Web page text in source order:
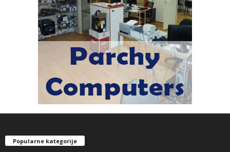
Popularne kategorije